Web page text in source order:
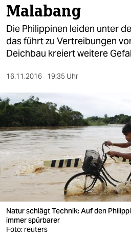
öko
gesellschaft
sport
berlin
nord
wahrheit
verlag
verlag
veranstaltungen
Malabang
Die Philippinen leiden unter
das führt zu Vertreibungen
Deichbau kreiert weitere
16.11.2016 19:35 Uhr
Natur schlägt Technik: Auf den
immer spürbarer
Foto: reuters